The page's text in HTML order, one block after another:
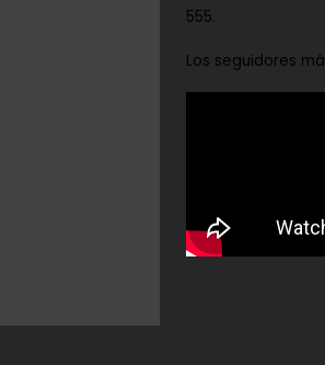
555.
Los seguidores